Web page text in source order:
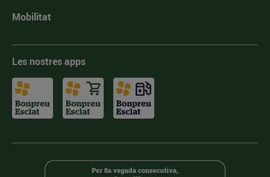
Mobilitat
Les nostres apps